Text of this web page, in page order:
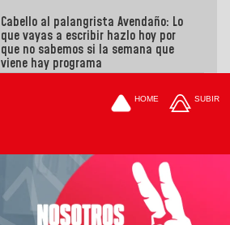
Cabello al palangrista Avendaño: Lo
que vayas a escribir hazlo hoy por
que no sabemos si la semana que
viene hay programa
HOME SUBIR